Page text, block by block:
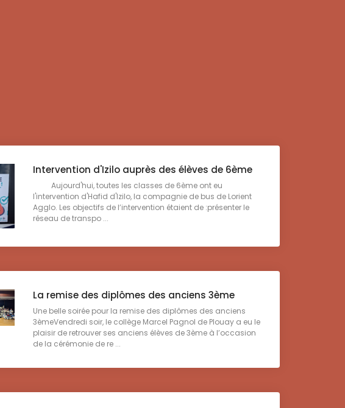
Intervention d'Izilo auprès des élèves de 6ème
Aujourd'hui, toutes les classes de 6ème ont eu
l'intervention d'Hafid d'Izilo, la compagnie de bus de Lorient
Agglo. Les objectifs de l’intervention étaient de :présenter le
réseau de transpo ...
La remise des diplômes des anciens 3ème
Une belle soirée pour la remise des diplômes des anciens
3èmeVendredi soir, le collège Marcel Pagnol de Plouay a eu le
plaisir de retrouver ses anciens élèves de 3ème à l’occasion
de la cérémonie de re ...